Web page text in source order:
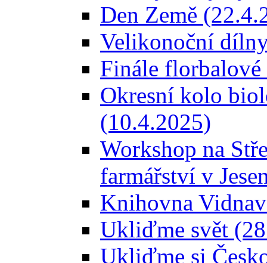
Den Země
Velikonoční
Finále
Okresní kolo
(10.4.2025)
Workshop na
farmářství v
Knihovna
Ukliďme svět
Ukliďme si